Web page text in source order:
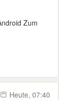
Zum
Heute, 07:40